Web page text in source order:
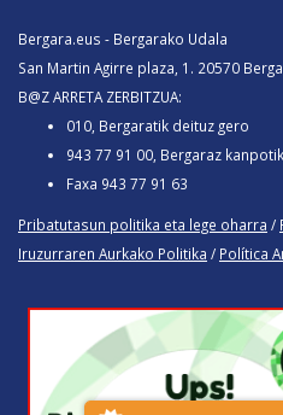
Bergara.eus - Bergarako Udala
San Martin Agirre plaza, 1. 20570
B@Z ARRETA ZERBITZUA:
010, Bergaratik deituz gero
943 77 91 00, Bergaraz
Faxa 943 77 91 63
Pribatutasun politika eta lege oharra /
Iruzurraren Aurkako Politika / Política